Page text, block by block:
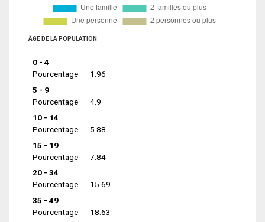
ÂGE DE LA POPULATION
0 - 4
Pourcentage
1.96
5 - 9
Pourcentage
4.9
10 - 14
Pourcentage
5.88
15 - 19
Pourcentage
7.84
20 - 34
Pourcentage
15.69
35 - 49
Pourcentage
18.63